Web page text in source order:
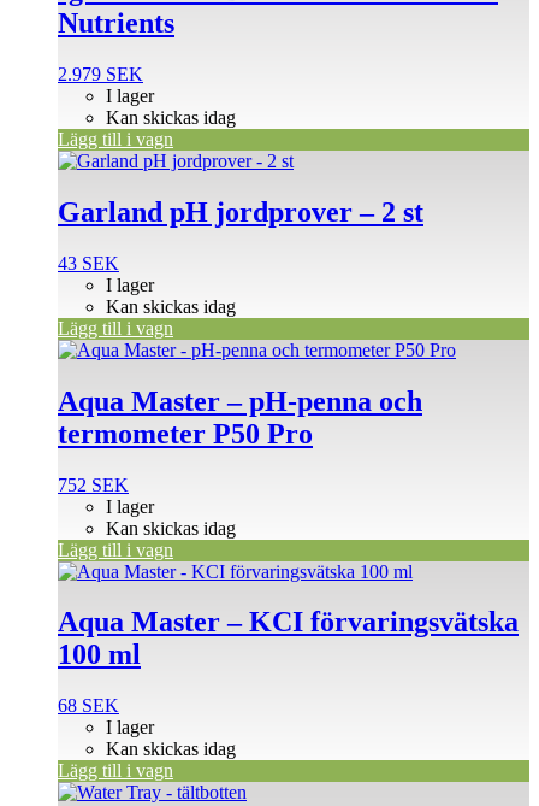
Nutrients
2.979 SEK
I lager
Kan skickas idag
Lägg till i vagn
Garland pH jordprover – 2 st
43 SEK
I lager
Kan skickas idag
Lägg till i vagn
Aqua Master – pH-penna och
termometer P50 Pro
752 SEK
I lager
Kan skickas idag
Lägg till i vagn
Aqua Master – KCI förvaringsvätska
100 ml
68 SEK
I lager
Kan skickas idag
Lägg till i vagn
Den